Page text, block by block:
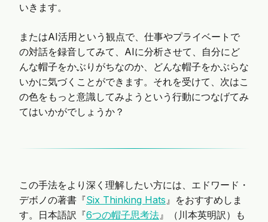
いきます。
またはAI活用という観点で、仕事やプライベートで
の対話を録音してみて、AIに分析させて、自分にど
んな帽子をかぶりがちなのか、どんな帽子をかぶらな
いかに気づくことができます。それを受けて、次はこ
の色をもっと意識してみようという行動につなげてみ
てはいかがでしょうか？
この手法をより深く理解したい方には、エドワード・
デボノの著書『Six Thinking Hats』をおすすめしま
す。日本語訳『6つの帽子思考法』（川本英明訳）も